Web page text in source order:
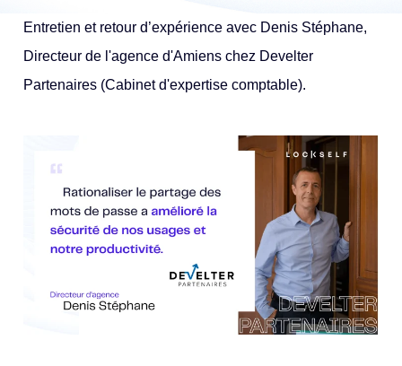
Entretien et retour d’expérience avec Denis Stéphane,
Directeur de l'agence d'Amiens chez Develter
Partenaires (Cabinet d'expertise comptable).